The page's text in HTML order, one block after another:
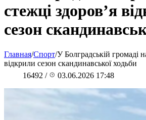
стежці здоров’я
сезон
Главная/Спорт/У Болградській громаді
відкрили сезон скандинавської ходьби
16492 / 03.06.2026 17:48